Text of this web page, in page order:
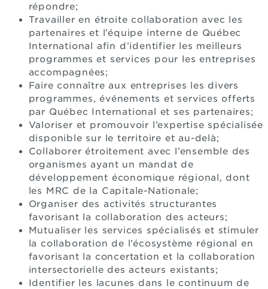
répondre;
Travailler en étroite collaboration avec les
partenaires et l’équipe interne de Québec
International afin d’identifier les meilleurs
programmes et services pour les entreprises
accompagnées;
Faire connaître aux entreprises les divers
programmes, événements et services offerts
par Québec International et ses partenaires;
Valoriser et promouvoir l’expertise spécialisée
disponible sur le territoire et au-delà;
Collaborer étroitement avec l’ensemble des
organismes ayant un mandat de
développement économique régional, dont
les MRC de la Capitale-Nationale;
Organiser des activités structurantes
favorisant la collaboration des acteurs;
Mutualiser les services spécialisés et stimuler
la collaboration de l’écosystème régional en
favorisant la concertation et la collaboration
intersectorielle des acteurs existants;
Identifier les lacunes dans le continuum de